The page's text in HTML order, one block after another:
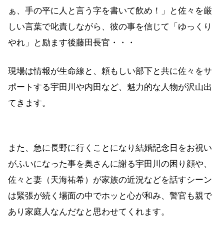
ぁ、手の平に人と言う字を書いて飲め！」と佐々を厳
しい言葉で叱責しながら、彼の事を信じて「ゆっくり
やれ」と励ます後藤田長官・・・
現場は情報が生命線と、頼もしい部下と共に佐々をサ
ポートする宇田川や内田など、魅力的な人物が沢山出
てきます。
また、急に長野に行くことになり結婚記念日をお祝い
がふいになった事を奥さんに謝る宇田川の困り顔や、
佐々と妻（天海祐希）が家族の近況などを話すシーン
は緊張が続く場面の中でホッと心が和み、警官も親で
あり家庭人なんだなと思わせてくれます。